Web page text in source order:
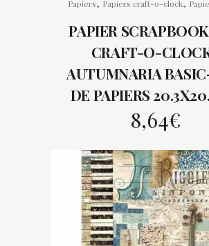
Papiers, Papiers craft-o-clock,
PAPIER
CRAFT-O-
AUTUMNARIA
DE PAPIERS
8,64€